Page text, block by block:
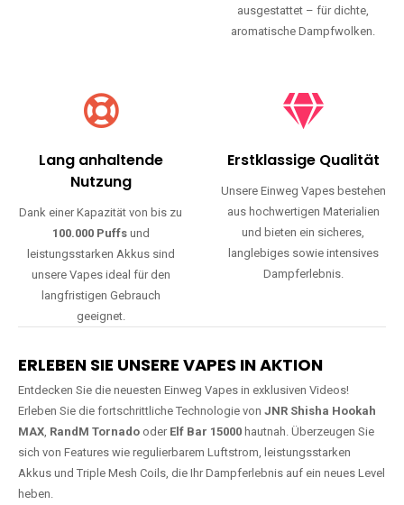
ausgestattet – für dichte,
aromatische Dampfwolken.
Lang anhaltende
Nutzung
Dank einer Kapazität von bis zu
100.000 Puffsund
leistungsstarken Akkus sind
unsere Vapes ideal für den
langfristigen Gebrauch
geeignet.
Erstklassige Qualität
Unsere Einweg Vapes bestehen
aus hochwertigen Materialien
und bieten ein sicheres,
langlebiges sowie intensives
Dampferlebnis.
ERLEBEN SIE UNSERE VAPES IN AKTION
Entdecken Sie die neuesten Einweg Vapes in exklusiven Videos!
Erleben Sie die fortschrittliche Technologie von JNR Shisha Hookah
MAX, RandM Tornado oder Elf Bar 15000 hautnah. Überzeugen Sie
sich von Features wie regulierbarem Luftstrom, leistungsstarken
Akkus und Triple Mesh Coils, die Ihr Dampferlebnis auf ein neues Level
heben.